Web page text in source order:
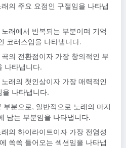
의 주요 요점인 구절임을 나타냅
래에서 반복되는 부분이며 기억
코러스임을 나타냅니다.
의 전환점이자 가장 창의적인 부
나타냅니다.
래의 첫인상이자 가장 매력적인
나타냅니다.
부분으로, 일반적으로 노래의 마지
남는 부분임을 나타냅니다.
의 하이라이트이자 가장 전염성
쏙쏙 들어오는 섹션임을 나타냅